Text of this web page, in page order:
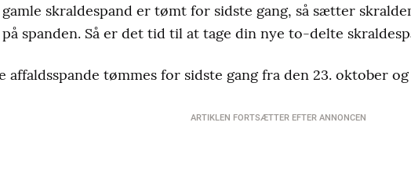
skraldespand er tømt for sidste gang, så sætter
spanden. Så er det tid til at tage din nye to-delte
affaldsspande tømmes for sidste gang fra den 23. oktober
ARTIKLEN FORTSÆTTER EFTER ANNONCEN